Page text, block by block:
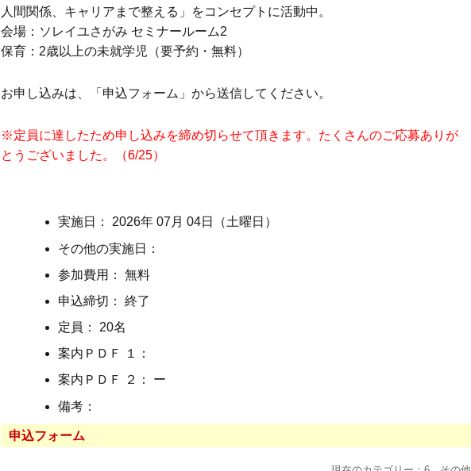
人間関係、キャリアまで整える」をコンセプトに活動中。
会場：ソレイユさがみ セミナールーム2
保育：2歳以上の未就学児（要予約・無料）
お申し込みは、「申込フォーム」から送信してください。
※定員に達したため申し込みを締め切らせて頂きます。たくさんのご応募ありが
とうございました。（6/25）
実施日： 2026年 07月 04日（土曜日）
その他の実施日：
参加費用： 無料
申込締切： 終了
定員： 20名
案内ＰＤＦ １：
案内ＰＤＦ ２： ー
備考：
申込フォーム